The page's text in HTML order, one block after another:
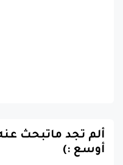
ألم تجد ماتبحث
أوسع :)